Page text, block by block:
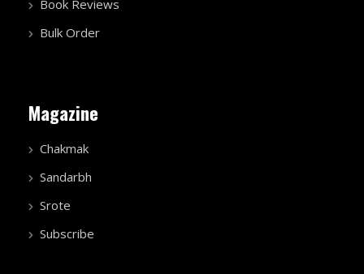
Book Reviews
Bulk Order
Magazine
Chakmak
Sandarbh
Srote
Subscribe